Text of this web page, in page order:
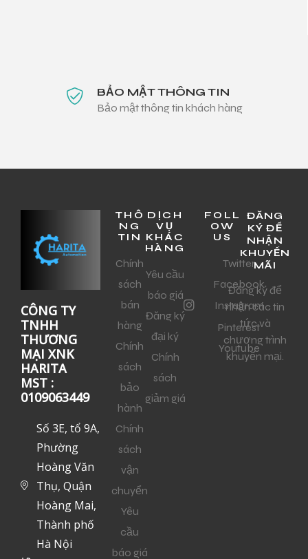
BẢO MẬT THÔNG TIN
Bảo mật thông tin khách hàng
CÔNG TY
TNHH
THƯƠNG
MẠI XNK
HARITA
MST :
0109063449
Số 3E, tổ 9A,
Phường
Hoàng Văn
Thụ, Quận
Hoàng Mai,
Thành phố
Hà Nội
THÔ
NG
TIN
Chính
sách
bán
hàng
Chính
sách
bảo
hành
Chính
sách
vận
chuyển
Yêu
cầu
báo giá
DỊCH
VỤ
KHÁC
HÀNG
Yêu cầu
báo giá
Đăng ký
đại ký
Chính
sách
giảm giá
FOLL
OW
US
Twitter
Facebook
Instagram
Pinterest
Youtube
ĐĂNG
KÝ ĐỂ
NHẬN
KHUYẾN
MÃI
Đăng ký để
nhận các tin
tức và
chương trình
khuyến mại.